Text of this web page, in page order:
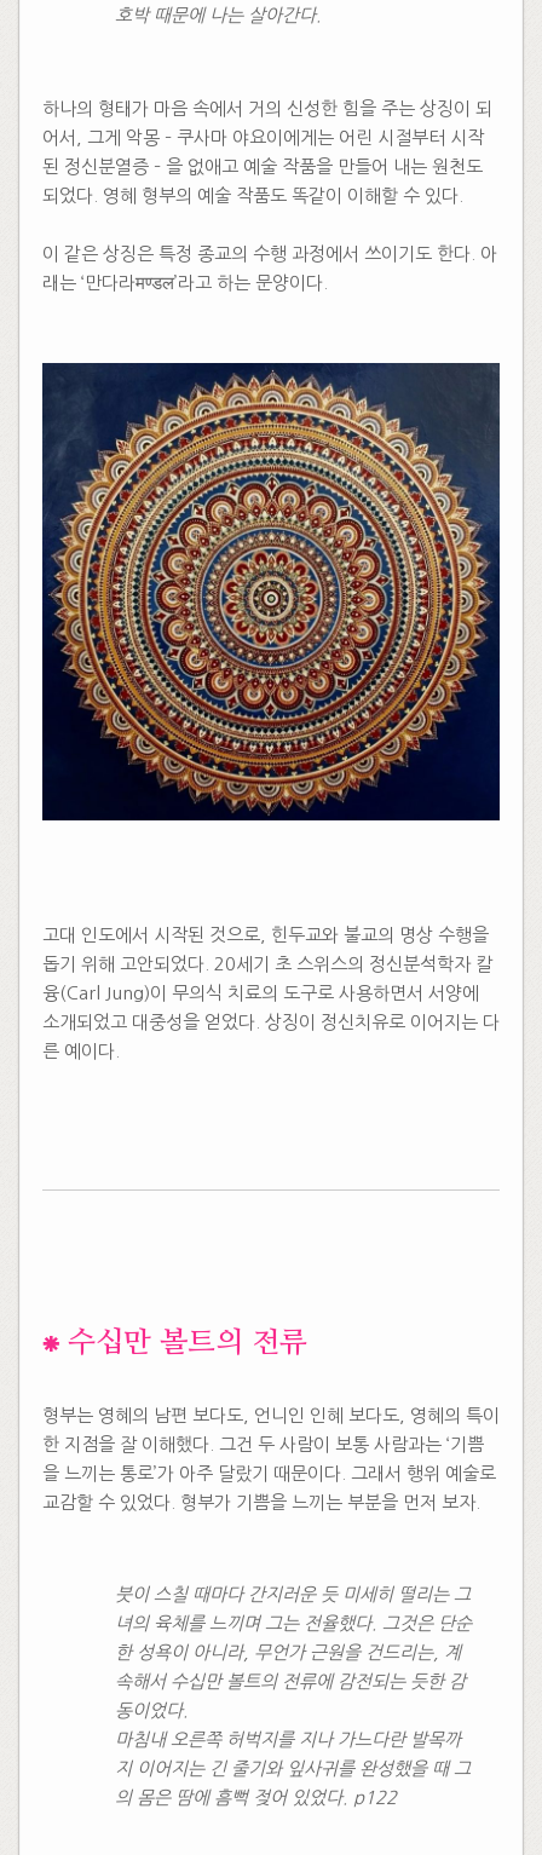
호박 때문에 나는 살아간다.
하나의 형태가 마음 속에서 거의 신성한 힘을 주는 상징이 되
어서, 그게 악몽 – 쿠사마 야요이에게는 어린 시절부터 시작
된 정신분열증 – 을 없애고 예술 작품을 만들어 내는 원천도
되었다. 영혜 형부의 예술 작품도 똑같이 이해할 수 있다.
이 같은 상징은 특정 종교의 수행 과정에서 쓰이기도 한다. 아
래는 ‘만다라मण्डल’라고 하는 문양이다.
고대 인도에서 시작된 것으로, 힌두교와 불교의 명상 수행을
돕기 위해 고안되었다. 20세기 초 스위스의 정신분석학자 칼
융(Carl Jung)이 무의식 치료의 도구로 사용하면서 서양에
소개되었고 대중성을 얻었다. 상징이 정신치유로 이어지는 다
른 예이다.
​⁕ 수십만 볼트의 전류
형부는 영혜의 남편 보다도, 언니인 인혜 보다도, 영혜의 특이
한 지점을 잘 이해했다. 그건 두 사람이 보통 사람과는 ‘기쁨
을 느끼는 통로’가 아주 달랐기 때문이다. 그래서 행위 예술로
교감할 수 있었다. 형부가 기쁨을 느끼는 부분을 먼저 보자.
붓이 스칠 때마다 간지러운 듯 미세히 떨리는 그
녀의 육체를 느끼며 그는 전율했다. 그것은 단순
한 성욕이 아니라, 무언가 근원을 건드리는, 계
속해서 수십만 볼트의 전류에 감전되는 듯한 감
동이었다.
마침내 오른쪽 허벅지를 지나 가느다란 발목까
지 이어지는 긴 줄기와 잎사귀를 완성했을 때 그
의 몸은 땀에 흠뻑 젖어 있었다. p122